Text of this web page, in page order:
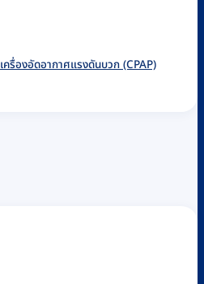
เครื่องอัดอากาศแรงดันบวก (CPAP)